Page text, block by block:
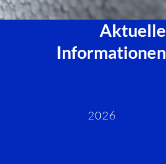
Aktuelle
Informationen
2026